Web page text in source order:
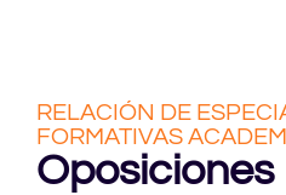
RELACIÓN DE
FORMATIVAS
Oposiciones